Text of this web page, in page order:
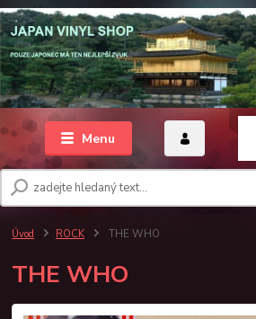
Menu
Úvod ROCK THE WHO
THE WHO